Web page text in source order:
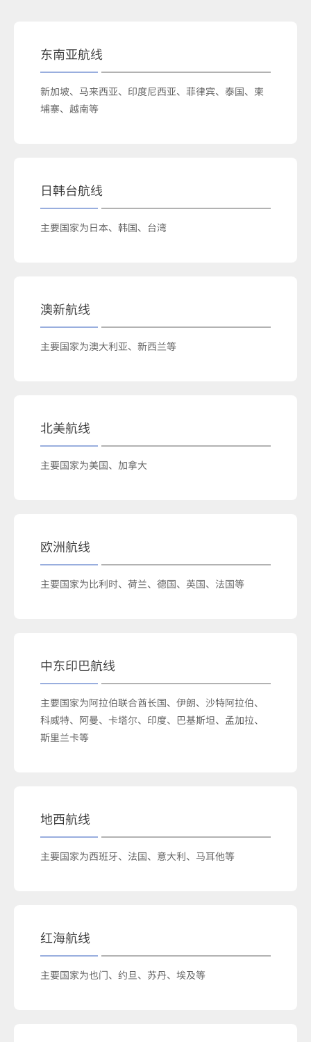
东南亚航线
新加坡、马来西亚、印度尼西亚、菲律宾、泰国、柬
埔寨、越南等
日韩台航线
主要国家为日本、韩国、台湾
澳新航线
主要国家为澳大利亚、新西兰等
北美航线
主要国家为美国、加拿大
欧洲航线
主要国家为比利时、荷兰、德国、英国、法国等
中东印巴航线
主要国家为阿拉伯联合酋长国、伊朗、沙特阿拉伯、
科威特、阿曼、卡塔尔、印度、巴基斯坦、孟加拉、
斯里兰卡等
地西航线
主要国家为西班牙、法国、意大利、马耳他等
红海航线
主要国家为也门、约旦、苏丹、埃及等